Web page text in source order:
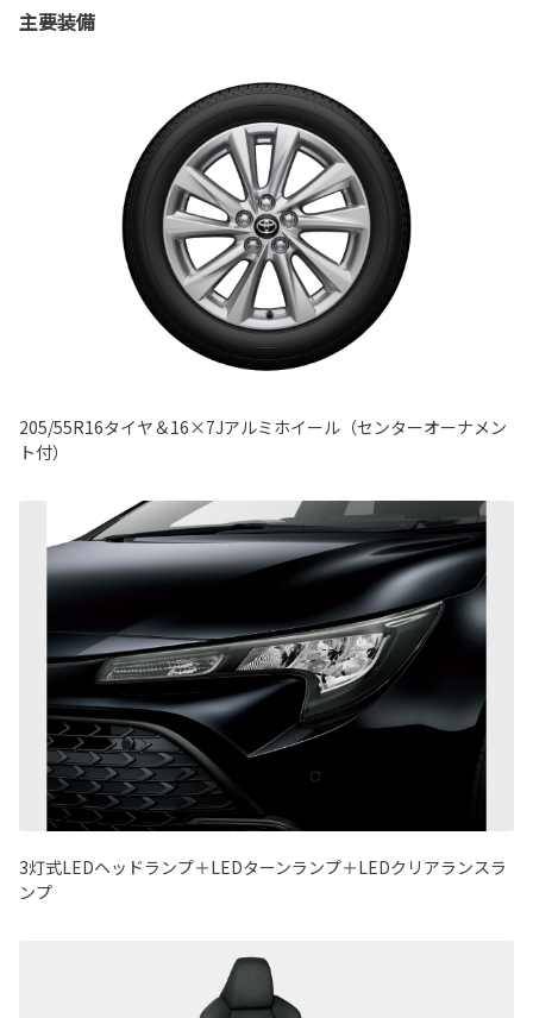
主要装備
205/55R16タイヤ＆16×7Jアルミホイール（センターオーナメン
ト付）
3灯式LEDヘッドランプ＋LEDターンランプ＋LEDクリアランスラ
ンプ